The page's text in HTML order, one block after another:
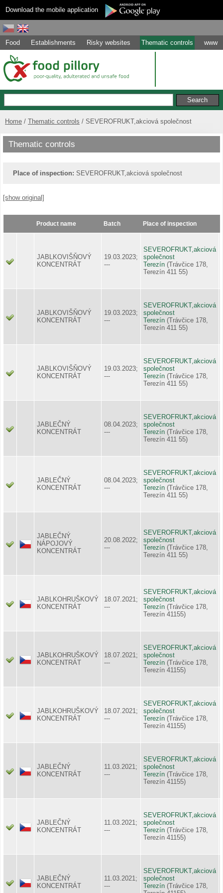
Download the mobile application
Food Establishments Risky websites Thematic controls www
Home Thematic controls SEVEROFRUKT,akciová společnost
Thematic controls
Place of inspection: SEVEROFRUKT,akciová společnost
[show original]
Product name Batch Place of inspection
JABLKOVIŠŇOVÝ
KONCENTRÁT
19.03.2023;
---
SEVEROFRUKT,akciová
společnost
Terezín (Trávčice 178,
Terezín 411 55)
JABLKOVIŠŇOVÝ
KONCENTRÁT
19.03.2023;
---
SEVEROFRUKT,akciová
společnost
Terezín (Trávčice 178,
Terezín 411 55)
JABLKOVIŠŇOVÝ
KONCENTRÁT
19.03.2023;
---
SEVEROFRUKT,akciová
společnost
Terezín (Trávčice 178,
Terezín 411 55)
JABLEČNÝ
KONCENTRÁT
08.04.2023;
---
SEVEROFRUKT,akciová
společnost
Terezín (Trávčice 178,
Terezín 411 55)
JABLEČNÝ
KONCENTRÁT
08.04.2023;
---
SEVEROFRUKT,akciová
společnost
Terezín (Trávčice 178,
Terezín 411 55)
JABLEČNÝ
NÁPOJOVÝ
KONCENTRÁT
20.08.2022;
---
SEVEROFRUKT,akciová
společnost
Terezín (Trávčice 178,
Terezín 411 55)
JABLKOHRUŠKOVÝ
KONCENTRÁT
18.07.2021;
---
SEVEROFRUKT,akciová
společnost
Terezín (Trávčice 178,
Terezín 41155)
JABLKOHRUŠKOVÝ
KONCENTRÁT
18.07.2021;
---
SEVEROFRUKT,akciová
společnost
Terezín (Trávčice 178,
Terezín 41155)
JABLKOHRUŠKOVÝ
KONCENTRÁT
18.07.2021;
---
SEVEROFRUKT,akciová
společnost
Terezín (Trávčice 178,
Terezín 41155)
JABLEČNÝ
KONCENTRÁT
11.03.2021;
---
SEVEROFRUKT,akciová
společnost
Terezín (Trávčice 178,
Terezín 41155)
JABLEČNÝ
KONCENTRÁT
11.03.2021;
---
SEVEROFRUKT,akciová
společnost
Terezín (Trávčice 178,
Terezín 41155)
JABLEČNÝ
KONCENTRÁT
11.03.2021;
---
SEVEROFRUKT,akciová
společnost
Terezín (Trávčice 178,